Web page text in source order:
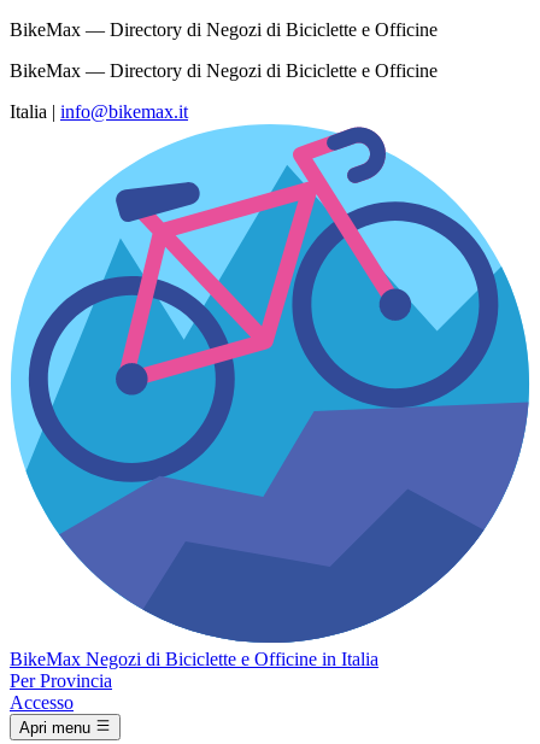
BikeMax — Directory di Negozi di Biciclette e Officine
BikeMax — Directory di Negozi di Biciclette e Officine
Italia | info@bikemax.it
BikeMax Negozi di Biciclette e Officine in Italia
Per Provincia
Accesso
Apri menu